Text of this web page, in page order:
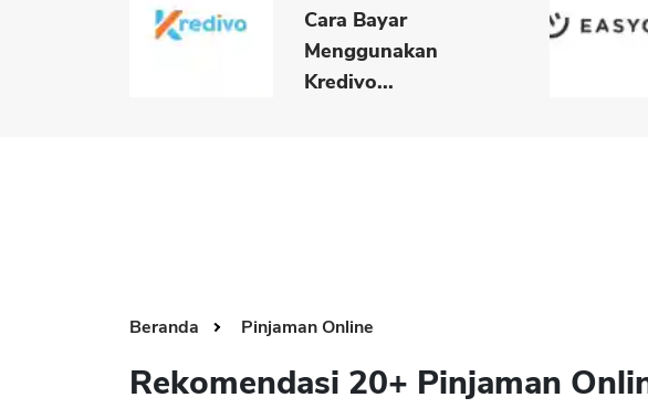
Cara Bayar
Menggunakan
Kredivo...
Beranda Pinjaman Online
Rekomendasi 20+ Pinjaman